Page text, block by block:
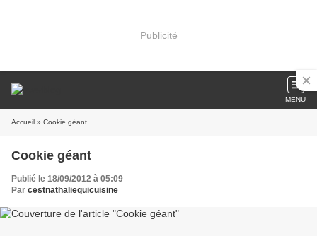
Publicité
MENU
Accueil » Cookie géant
Cookie géant
Publié le 18/09/2012 à 05:09
Par cestnathaliequicuisine